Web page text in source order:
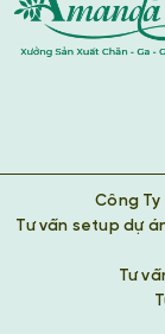
Công Ty
Tư vấn setup dự
Tư